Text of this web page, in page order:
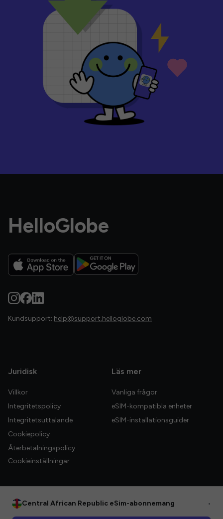
HelloGlobe
Kundsupport: help@support.helloglobe.com
Juridisk
Villkor
Integritetspolicy
Integritetsuttalande
Cookiepolicy
Återbetalningspolicy
Cookieinställningar
Läs mer
Vanliga frågor
eSIM-kompatibla enheter
eSIM-installationsguider
Central African Republic eSim-abonnemang •